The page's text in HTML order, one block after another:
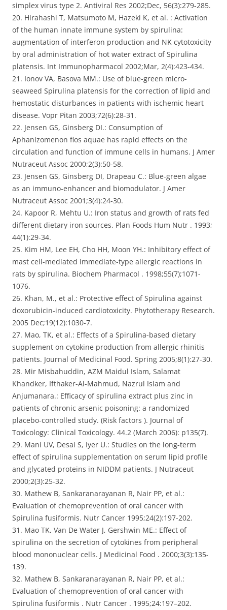
simplex virus type 2. Antiviral Res 2002;Dec, 56(3):279-285.
20. Hirahashi T, Matsumoto M, Hazeki K, et al. : Activation
of the human innate immune system by spirulina:
augmentation of interferon production and NK cytotoxicity
by oral administration of hot water extract of Spirulina
platensis. Int Immunopharmacol 2002;Mar, 2(4):423-434.
21. Ionov VA, Basova MM.: Use of blue-green micro-
seaweed Spirulina platensis for the correction of lipid and
hemostatic disturbances in patients with ischemic heart
disease. Vopr Pitan 2003;72(6):28-31.
22. Jensen GS, Ginsberg DI.: Consumption of
Aphanizomenon flos aquae has rapid effects on the
circulation and function of immune cells in humans. J Amer
Nutraceut Assoc 2000;2(3):50-58.
23. Jensen GS, Ginsberg DI, Drapeau C.: Blue-green algae
as an immuno-enhancer and biomodulator. J Amer
Nutraceut Assoc 2001;3(4):24-30.
24. Kapoor R, Mehtu U.: Iron status and growth of rats fed
different dietary iron sources. Plan Foods Hum Nutr . 1993;
44(1):29-34.
25. Kim HM, Lee EH, Cho HH, Moon YH.: Inhibitory effect of
mast cell-mediated immediate-type allergic reactions in
rats by spirulina. Biochem Pharmacol . 1998;55(7);1071-
1076.
26. Khan, M., et al.: Protective effect of Spirulina against
doxorubicin-induced cardiotoxicity. Phytotherapy Research.
2005 Dec;19(12):1030-7.
27. Mao, TK, et al.: Effects of a Spirulina-based dietary
supplement on cytokine production from allergic rhinitis
patients. Journal of Medicinal Food. Spring 2005;8(1):27-30.
28. Mir Misbahuddin, AZM Maidul Islam, Salamat
Khandker, Ifthaker-Al-Mahmud, Nazrul Islam and
Anjumanara.: Efficacy of spirulina extract plus zinc in
patients of chronic arsenic poisoning: a randomized
placebo-controlled study. (Risk factors ). Journal of
Toxicology: Clinical Toxicology. 44.2 (March 2006): p135(7).
29. Mani UV, Desai S, Iyer U.: Studies on the long-term
effect of spirulina supplementation on serum lipid profile
and glycated proteins in NIDDM patients. J Nutraceut
2000;2(3):25-32.
30. Mathew B, Sankaranarayanan R, Nair PP, et al.:
Evaluation of chemoprevention of oral cancer with
Spirulina fusiformis. Nutr Cancer 1995;24(2):197-202.
31. Mao TK, Van De Water J, Gershwin ME.: Effect of
spirulina on the secretion of cytokines from peripheral
blood mononuclear cells. J Medicinal Food . 2000;3(3):135-
139.
32. Mathew B, Sankaranarayanan R, Nair PP, et al.:
Evaluation of chemoprevention of oral cancer with
Spirulina fusiformis . Nutr Cancer . 1995;24:197–202.